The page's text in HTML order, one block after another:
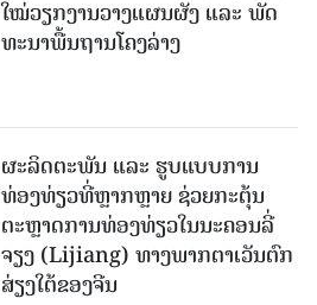
ໃໝ່​ວຽກ​ງານ​ວາງ​ແຜນ​ຜັງ ແລະ ​ພັດ​
ທະ​ນາ​ພື້ນ​ຖານ​ໂຄງ​ລ່າງ
ຜະລິດຕະພັນ ແລະ ຮູບແບບການ
ທ່ອງທ່ຽວທີ່ຫຼາກຫຼາຍ ຊ່ວຍກະຕຸ້ນ
ຕະຫຼາດການທ່ອງທ່ຽວໃນນະຄອນລີ່
ຈຽງ (Lijiang) ທາງພາກຕາເວັນຕົກ
ສ່ຽງໃຕ້ຂອງຈີນ